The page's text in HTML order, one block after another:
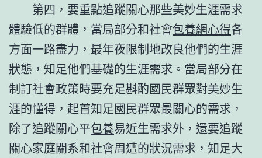
第四，要重點追蹤關心那些美妙生涯需求
體驗低的群體，當局部分和社會包養網心得各
方面一路盡力，最年夜限制地改良他們的生涯
狀態，知足他們基礎的生涯需求。當局部分在
制訂社會政策時要充足斟酌國民群眾對美妙生
涯的懂得，起首知足國民群眾最關心的需求，
除了追蹤關心平包養易近生需求外，還要追蹤
關心家庭關系和社會周遭的狀況需求，知足大